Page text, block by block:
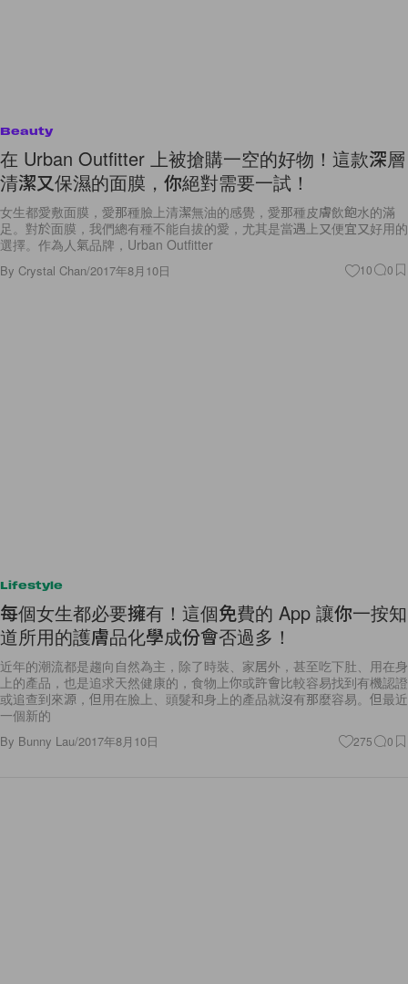
Beauty
在 Urban Outfitter 上被搶購一空的好物！這款深層
清潔又保濕的面膜，你絕對需要一試！
女生都愛敷面膜，愛那種臉上清潔無油的感覺，愛那種皮膚飲飽水的滿
足。對於面膜，我們總有種不能自拔的愛，尤其是當遇上又便宜又好用的
選擇。作為人氣品牌，Urban Outfitter
By Crystal Chan/2017年8月10日 10 0
Lifestyle
每個女生都必要擁有！這個免費的 App 讓你一按知
道所用的護膚品化學成份會否過多！
近年的潮流都是趨向自然為主，除了時裝、家居外，甚至吃下肚、用在身
上的產品，也是追求天然健康的，食物上你或許會比較容易找到有機認證
或追查到來源，但用在臉上、頭髮和身上的產品就沒有那麼容易。但最近
一個新的
By Bunny Lau/2017年8月10日 275 0